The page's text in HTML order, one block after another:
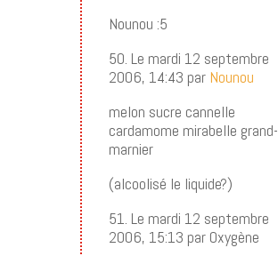
Nounou :5
50. Le mardi 12 septembre
2006, 14:43 par Nounou
melon sucre cannelle
cardamome mirabelle grand-
marnier
(alcoolisé le liquide?)
51. Le mardi 12 septembre
2006, 15:13 par Oxygène